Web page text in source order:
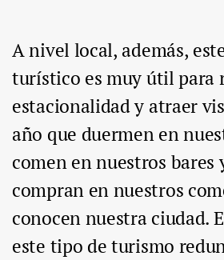
A nivel local, además,
turístico es muy útil para
estacionalidad y atraer
año que duermen en
comen en nuestros bares
compran en nuestros
conocen nuestra ciudad.
este tipo de turismo